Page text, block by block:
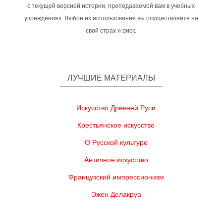
с текущей версией истории, преподаваемой вам в учебных
учреждениях. Любое их использование вы осуществляете на
свой страх и риск.
ЛУЧШИЕ МАТЕРИАЛЫ
Искусство Древней Руси
Крестьянское искусство
О Русской культуре
Античное искусство
Французский импрессионизм
Эжен Делакруа